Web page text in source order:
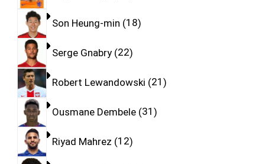
Son Heung-min 18
Serge Gnabry 22
Robert Lewandowski 21
Ousmane Dembele 31
Riyad Mahrez 12